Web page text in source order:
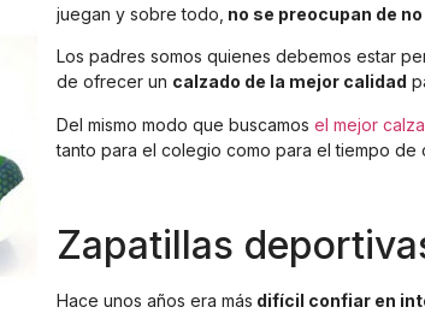
juegan y sobre todo, no se preocupan de
Los padres somos quienes debemos estar
de ofrecer un calzado de la mejor calidad
Del mismo modo que buscamos el mejor
tanto para el colegio como para el tiempo de
Zapatillas
Hace unos años era más difícil confiar en